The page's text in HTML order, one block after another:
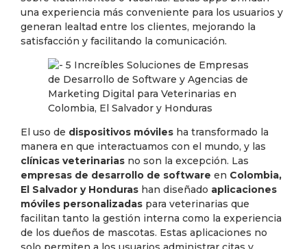
una experiencia más conveniente para los usuarios y
generan lealtad entre los clientes, mejorando la
satisfacción y facilitando la comunicación.
El uso de dispositivos móviles ha transformado la
manera en que interactuamos con el mundo, y las
clínicas veterinarias no son la excepción. Las
empresas de desarrollo de software en Colombia,
El Salvador y Honduras han diseñado aplicaciones
móviles personalizadas para veterinarias que
facilitan tanto la gestión interna como la experiencia
de los dueños de mascotas. Estas aplicaciones no